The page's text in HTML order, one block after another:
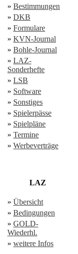
» Bestimmungen
» DKB
» Formulare
» KVN-Journal
» Bohle-Journal
» LAZ-
Sonderhefte
» LSB
» Software
» Sonstiges
» Spielerpässe
» Spielpläne
» Termine
» Werbeverträge
LAZ
» Übersicht
» Bedingungen
» GOLD-
Wiederhl.
» weitere Infos